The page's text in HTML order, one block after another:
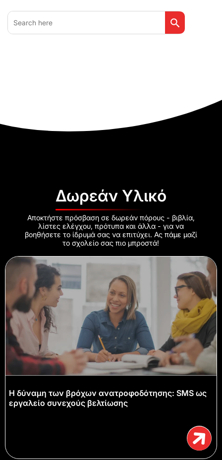
Search
for:
Search Button
Δωρεάν Υλικό
Αποκτήστε πρόσβαση σε δωρεάν πόρους - βιβλία,
λίστες ελέγχου, πρότυπα και άλλα - για να
βοηθήσετε το ίδρυμά σας να επιτύχει. Ας πάμε μαζί
το σχολείο σας πιο μπροστά!
Η δύναμη των βρόχων ανατροφοδότησης: SMS ως
εργαλείο συνεχούς βελτίωσης